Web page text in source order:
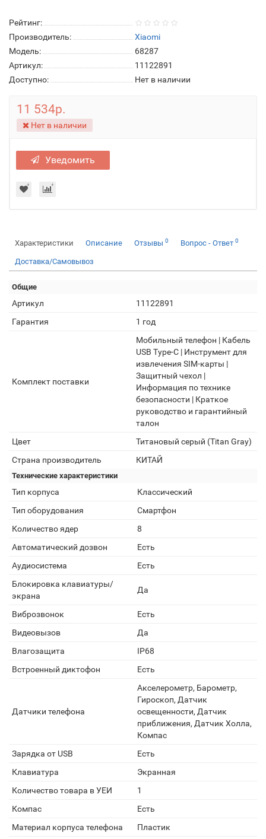
Рейтинг:
Производитель:
Xiaomi
Модель:
68287
Артикул:
11122891
Доступно:
Нет в наличии
11 534р.
Нет в наличии
Уведомить
Характеристики Описание Отзывы 0 Вопрос - Ответ 0
Доставка/Самовывоз
Общие
Артикул
11122891
Гарантия
1 год
Комплект поставки
Мобильный телефон | Кабель
USB Type-C | Инструмент для
извлечения SIM-карты |
Защитный чехол |
Информация по технике
безопасности | Краткое
руководство и гарантийный
талон
Цвет
Титановый серый (Titan Gray)
Страна производитель
КИТАЙ
Технические характеристики
Тип корпуса
Классический
Тип оборудования
Смартфон
Количество ядер
8
Автоматический дозвон
Есть
Аудиосистема
Есть
Блокировка клавиатуры/
экрана
Да
Виброзвонок
Есть
Видеовызов
Да
Влагозащита
IP68
Встроенный диктофон
Есть
Датчики телефона
Акселерометр, Барометр,
Гироскоп, Датчик
освещенности, Датчик
приближения, Датчик Холла,
Компас
Зарядка от USB
Есть
Клавиатура
Экранная
Количество товара в УЕИ
1
Компас
Есть
Материал корпуса телефона
Пластик